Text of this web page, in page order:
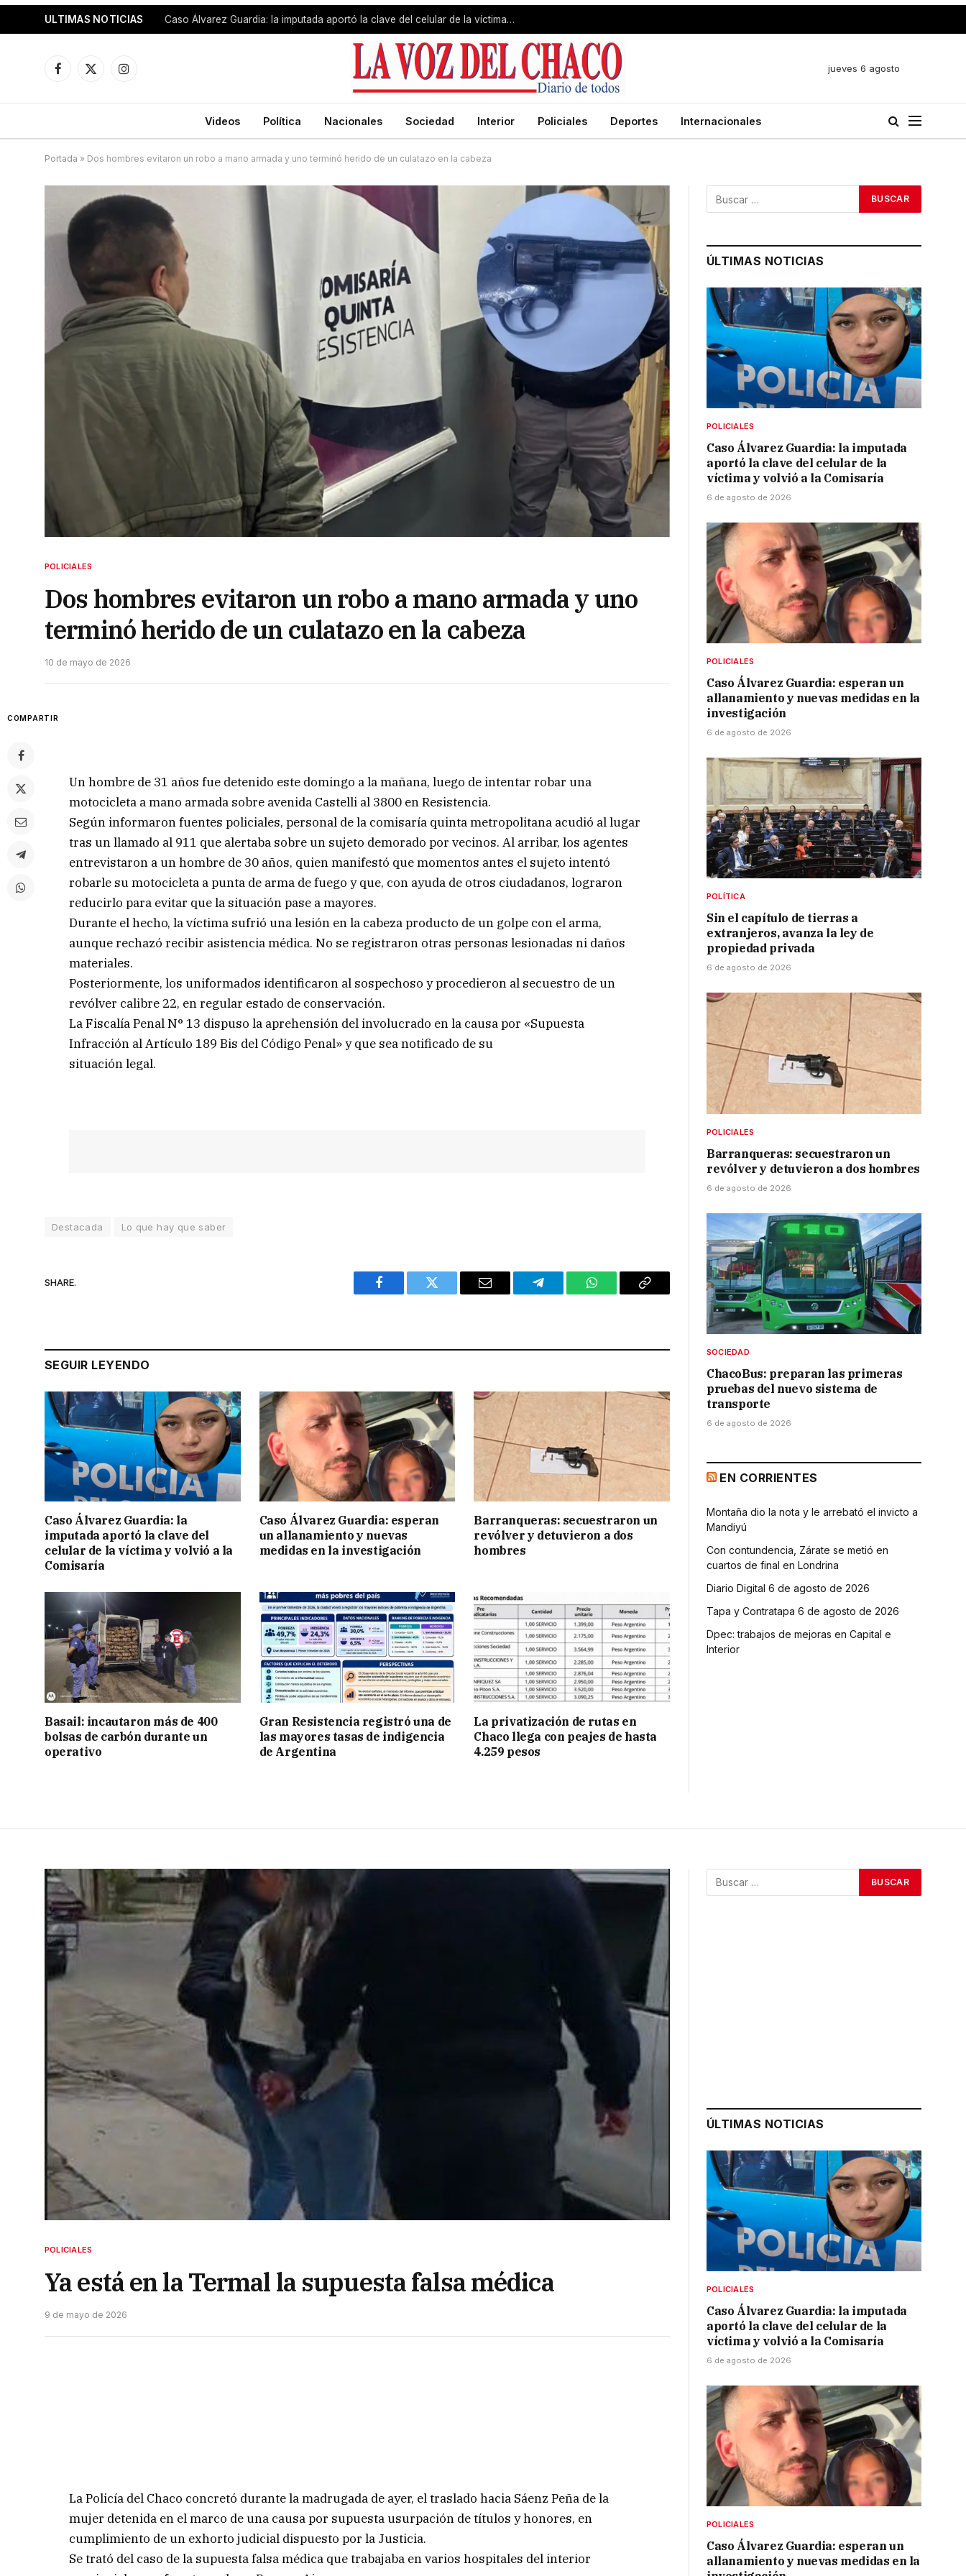
ULTIMAS NOTICIAS Caso Álvarez Guardia: la imputada aportó la clave del celular de la víctima y volvió a la Comisaría
Facebook
X
Instagram
jueves 6 agosto
Videos Política Nacionales Sociedad Interior Policiales Deportes Internacionales
Portada » Dos hombres evitaron un robo a mano armada y uno terminó herido de un culatazo en la cabeza
POLICIALES
Dos hombres evitaron un robo a mano armada y uno
terminó herido de un culatazo en la cabeza
10 de mayo de 2026
COMPARTIR
Un hombre de 31 años fue detenido este domingo a la mañana, luego de intentar robar una
motocicleta a mano armada sobre avenida Castelli al 3800 en Resistencia.
Según informaron fuentes policiales, personal de la comisaría quinta metropolitana acudió al lugar
tras un llamado al 911 que alertaba sobre un sujeto demorado por vecinos. Al arribar, los agentes
entrevistaron a un hombre de 30 años, quien manifestó que momentos antes el sujeto intentó
robarle su motocicleta a punta de arma de fuego y que, con ayuda de otros ciudadanos, lograron
reducirlo para evitar que la situación pase a mayores.
Durante el hecho, la víctima sufrió una lesión en la cabeza producto de un golpe con el arma,
aunque rechazó recibir asistencia médica. No se registraron otras personas lesionadas ni daños
materiales.
Posteriormente, los uniformados identificaron al sospechoso y procedieron al secuestro de un
revólver calibre 22, en regular estado de conservación.
La Fiscalía Penal N° 13 dispuso la aprehensión del involucrado en la causa por «Supuesta
Infracción al Artículo 189 Bis del Código Penal» y que sea notificado de su
situación legal.
Destacada Lo que hay que saber
SHARE.
Facebook Twitter Email Telegram WhatsAppCopy
SEGUIR LEYENDO
Caso Álvarez Guardia: la
imputada aportó la clave del
celular de la víctima y volvió a la
Comisaría
Caso Álvarez Guardia: esperan
un allanamiento y nuevas
medidas en la investigación
Barranqueras: secuestraron un
revólver y detuvieron a dos
hombres
Basail: incautaron más de 400
bolsas de carbón durante un
operativo
Gran Resistencia registró una de
las mayores tasas de indigencia
de Argentina
La privatización de rutas en
Chaco llega con peajes de hasta
4.259 pesos
ÚLTIMAS NOTICIAS
POLICIALES
Caso Álvarez Guardia: la imputada
aportó la clave del celular de la
víctima y volvió a la Comisaría
6 de agosto de 2026
POLICIALES
Caso Álvarez Guardia: esperan un
allanamiento y nuevas medidas en la
investigación
6 de agosto de 2026
POLÍTICA
Sin el capítulo de tierras a
extranjeros, avanza la ley de
propiedad privada
6 de agosto de 2026
POLICIALES
Barranqueras: secuestraron un
revólver y detuvieron a dos hombres
6 de agosto de 2026
SOCIEDAD
ChacoBus: preparan las primeras
pruebas del nuevo sistema de
transporte
6 de agosto de 2026
EN CORRIENTES
Montaña dio la nota y le arrebató el invicto a
Mandiyú
Con contundencia, Zárate se metió en
cuartos de final en Londrina
Diario Digital 6 de agosto de 2026
Tapa y Contratapa 6 de agosto de 2026
Dpec: trabajos de mejoras en Capital e
Interior
POLICIALES
Ya está en la Termal la supuesta falsa médica
9 de mayo de 2026
La Policía del Chaco concretó durante la madrugada de ayer, el traslado hacia Sáenz Peña de la
mujer detenida en el marco de una causa por supuesta usurpación de títulos y honores, en
cumplimiento de un exhorto judicial dispuesto por la Justicia.
Se trató del caso de la supuesta falsa médica que trabajaba en varios hospitales del interior
ÚLTIMAS NOTICIAS
POLICIALES
Caso Álvarez Guardia: la imputada
aportó la clave del celular de la
víctima y volvió a la Comisaría
6 de agosto de 2026
POLICIALES
Caso Álvarez Guardia: esperan un
allanamiento y nuevas medidas en la